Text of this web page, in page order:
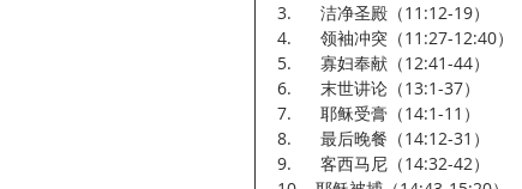
3.      洁净圣殿（11:12-19）
4.      领袖冲突（11:27-12:40）
5.      寡妇奉献（12:41-44）
6.      末世讲论（13:1-37）
7.      耶稣受膏（14:1-11）
8.      最后晚餐（14:12-31）
9.      客西马尼（14:32-42）